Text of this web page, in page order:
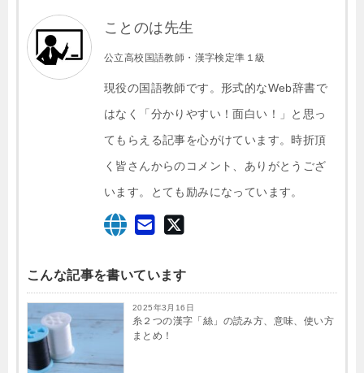
ことのは先生
公立高校国語教師・漢字検定準１級
現役の国語教師です。形式的なWeb辞書で
はなく「分かりやすい！面白い！」と思っ
てもらえる記事を心がけています。時折頂
く皆さんからのコメント、ありがとうござ
います。とても励みになっています。
こんな記事を書いています
2025年3月16日
糸２つの漢字「絲」の読み方、意味、使い方
まとめ！